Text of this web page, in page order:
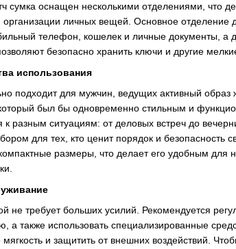
сумка оснащен несколькими отделениями, что
личных вещей. Основное отделение
телефон, кошелек и личные документы, а
безопасно хранить ключи и другие
использования
подходит для мужчин, ведущих активный
был бы одновременно стильным и
к разным ситуациям: от деловых встреч до
для тех, кто ценит порядок и безопасность
размеры, что делает его удобным для
не требует больших усилий. Рекомендуется
а также использовать специализированные
мягкость и защитить от внешних воздействий.